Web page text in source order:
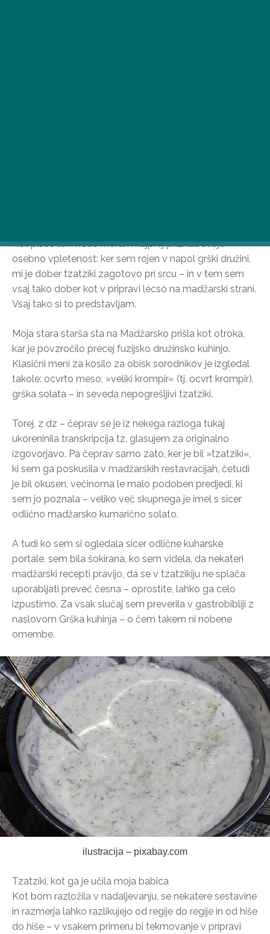
Kot pisec teh vrstic moram najprej priznati svojo
osebno vpletenost: ker sem rojen v napol grški družini,
mi je dober tzatziki zagotovo pri srcu – in v tem sem
vsaj tako dober kot v pripravi lecsó na madžarski strani.
Vsaj tako si to predstavljam.
Moja stara starša sta na Madžarsko prišla kot otroka,
kar je povzročilo precej fuzijsko družinsko kuhinjo.
Klasični meni za kosilo za obisk sorodnikov je izgledal
takole: ocvrto meso, »veliki krompir« (tj. ocvrt krompir),
grška solata – in seveda nepogrešljivi tzatziki.
Torej, z dz – čeprav se je iz nekega razloga tukaj
ukoreninila transkripcija tz, glasujem za originalno
izgovorjavo. Pa čeprav samo zato, ker je bil »tzatziki«,
ki sem ga poskusila v madžarskih restavracijah, četudi
je bil okusen, večinoma le malo podoben predjedi, ki
sem jo poznala – veliko več skupnega je imel s sicer
odlično madžarsko kumarično solato.
A tudi ko sem si ogledala sicer odlične kuharske
portale, sem bila šokirana, ko sem videla, da nekateri
madžarski recepti pravijo, da se v tzatzikiju ne splača
uporabljati preveč česna – oprostite, lahko ga celo
izpustimo. Za vsak slučaj sem preverila v gastrobibliji z
naslovom Grška kuhinja – o čem takem ni nobene
omembe.
ilustracija – pixabay.com
Tzatziki, kot ga je učila moja babica
Kot bom razložila v nadaljevanju, se nekatere sestavine
in razmerja lahko razlikujejo od regije do regije in od hiše
do hiše – v vsakem primeru bi tekmovanje v pripravi